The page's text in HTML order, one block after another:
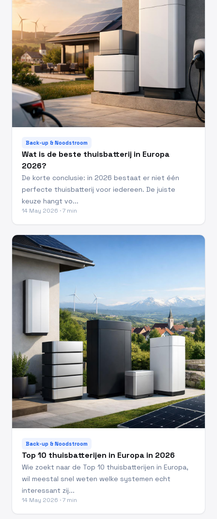
Back-up & Noodstroom
Wat is de beste thuisbatterij in Europa
2026?
De korte conclusie: in 2026 bestaat er niet één
perfecte thuisbatterij voor iedereen. De juiste
keuze hangt vo...
14 May 2026 · 7 min
Back-up & Noodstroom
Top 10 thuisbatterijen in Europa in 2026
Wie zoekt naar de Top 10 thuisbatterijen in Europa,
wil meestal snel weten welke systemen echt
interessant zij...
14 May 2026 · 7 min